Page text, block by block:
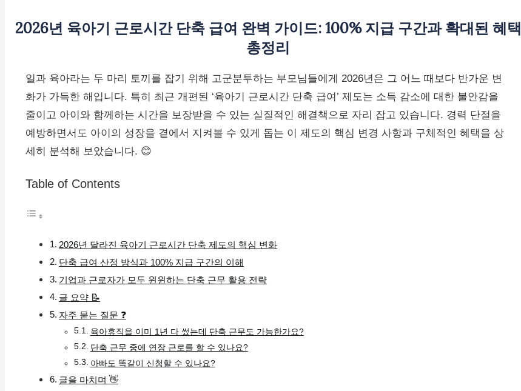
2026년 육아기 근로시간 단축 급여 완벽 가이드: 100% 지급 구간과 확대된 혜택
총정리
일과 육아라는 두 마리 토끼를 잡기 위해 고군분투하는 부모님들에게 2026년은 그 어느 때보다 반가운 변
화가 가득한 해입니다. 특히 최근 개편된 ‘육아기 근로시간 단축 급여’ 제도는 소득 감소에 대한 불안감을
줄이고 아이와 함께하는 시간을 보장받을 수 있는 실질적인 해결책으로 자리 잡고 있습니다. 경력 단절을
예방하면서도 아이의 성장을 곁에서 지켜볼 수 있게 돕는 이 제도의 핵심 변경 사항과 구체적인 혜택을 상
세히 분석해 보았습니다. 😊
Table of Contents
2026년 달라진 육아기 근로시간 단축 제도의 핵심 변화
단축 급여 산정 방식과 100% 지급 구간의 이해
기업과 근로자가 모두 윈윈하는 단축 근무 활용 전략
글 요약 📝
자주 묻는 질문 ❓
육아휴직을 이미 1년 다 썼는데 단축 근무도 가능한가요?
단축 근무 중에 연장 근로를 할 수 있나요?
아빠도 똑같이 신청할 수 있나요?
글을 마치며 👋